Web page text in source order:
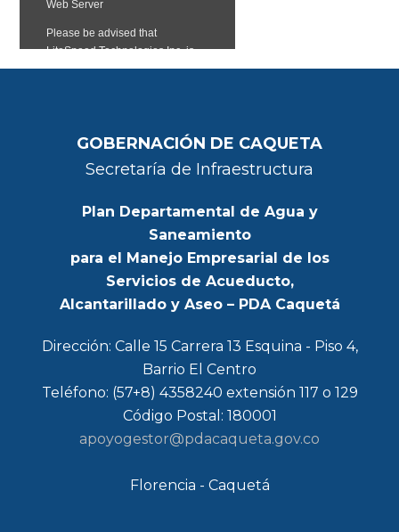
GOBERNACIÓN DE CAQUETA
Secretaría de Infraestructura
Plan Departamental de Agua y
Saneamiento
para el Manejo Empresarial de los
Servicios de Acueducto,
Alcantarillado y Aseo – PDA Caquetá
Dirección: Calle 15 Carrera 13 Esquina - Piso 4,
Barrio El Centro
Teléfono: (57+8) 4358240 extensión 117 o 129
Código Postal: 180001
apoyogestor@pdacaqueta.gov.co
Florencia - Caquetá